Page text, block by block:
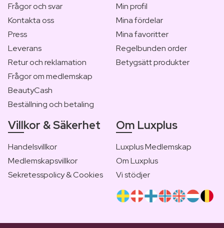
Frågor och svar
Kontakta oss
Press
Leverans
Retur och reklamation
Frågor om medlemskap
BeautyCash
Beställning och betaling
Min profil
Mina fördelar
Mina favoritter
Regelbunden order
Betygsätt produkter
Villkor & Säkerhet
Handelsvillkor
Medlemskapsvillkor
Sekretesspolicy & Cookies
Om Luxplus
Luxplus Medlemskap
Om Luxplus
Vi stödjer